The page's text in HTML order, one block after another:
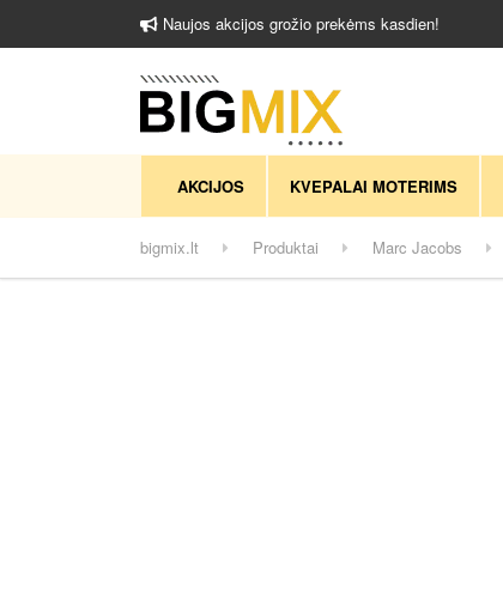
Naujos akcijos grožio prekėms kasdien!
AKCIJOS KVEPALAI MOTERIMS
bigmix.lt Produktai Marc Jacobs